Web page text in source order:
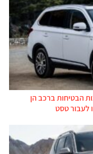
הבטיחות ברכב הן
לעבור טסט